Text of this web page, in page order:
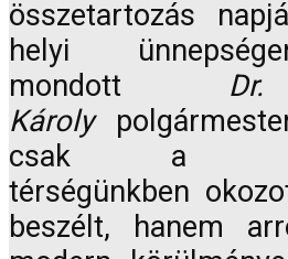
összetartozás
helyi
mondott
Károly
csak a
térségünkben
beszélt, hanem